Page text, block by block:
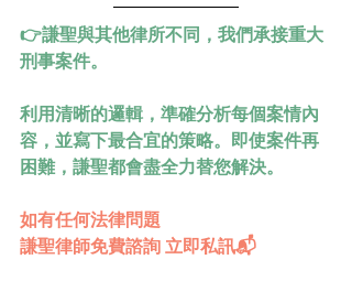
👉謙聖與其他律所不同，我們承接重大
刑事案件。
利用清晰的邏輯，準確分析每個案情內
容，並寫下最合宜的策略。即使案件再
困難，謙聖都會盡全力替您解決。
如有任何法律問題
謙聖律師免費諮詢 立即私訊📬